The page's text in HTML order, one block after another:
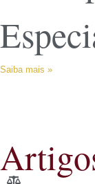
Saiba mais »